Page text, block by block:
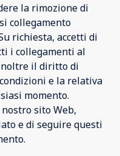
la rimozione di
collegamento
richiesta, accetti di
i collegamenti al
il diritto di
e la relativa
momento.
sito Web,
e di seguire questi